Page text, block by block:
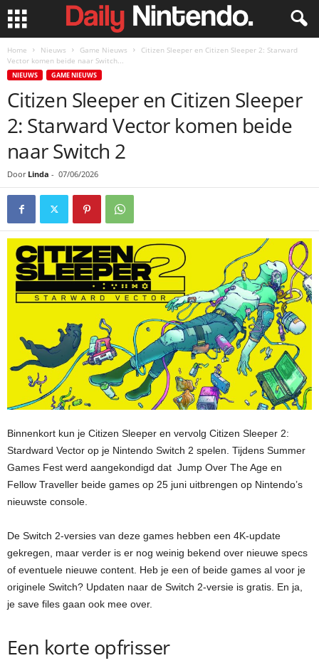
Home Nieuws Game Nieuws
Citizen Sleeper en Citizen Sleeper 2: Starward
Vector komen beide naar Switch...
NIEUWS GAME NIEUWS
Citizen Sleeper en Citizen Sleeper
2: Starward Vector komen beide
naar Switch 2
Door Linda - 07/06/2026
Binnenkort kun je Citizen Sleeper en vervolg Citizen Sleeper 2:
Stardward Vector op je Nintendo Switch 2 spelen. Tijdens Summer
Games Fest werd aangekondigd dat Jump Over The Age en
Fellow Traveller beide games op 25 juni uitbrengen op Nintendo’s
nieuwste console.
De Switch 2-versies van deze games hebben een 4K-update
gekregen, maar verder is er nog weinig bekend over nieuwe specs
of eventuele nieuwe content. Heb je een of beide games al voor je
originele Switch? Updaten naar de Switch 2-versie is gratis. En ja,
je save files gaan ook mee over.
Een korte opfrisser